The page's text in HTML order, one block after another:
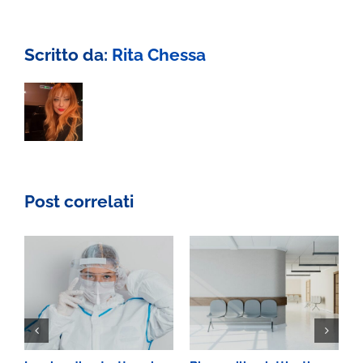
Scritto da: Rita Chessa
Post correlati